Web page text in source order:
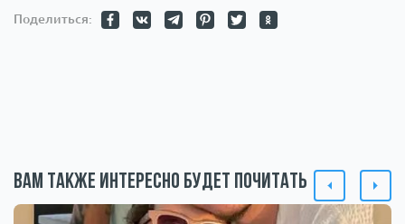
Поделиться:
Вам также интересно будет почитать